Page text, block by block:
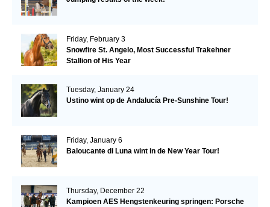
Friday, February 3
Snowfire St. Angelo, Most Successful Trakehner
Stallion of His Year
Tuesday, January 24
Ustino wint op de Andalucía Pre-Sunshine Tour!
Friday, January 6
Baloucante di Luna wint in de New Year Tour!
Thursday, December 22
Kampioen AES Hengstenkeuring springen: Porsche